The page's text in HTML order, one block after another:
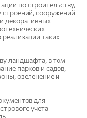
по строительству,
строений, сооружений
декоративных
реализации таких
ландшафта, в том
парков и садов,
озеленение и
для
учета